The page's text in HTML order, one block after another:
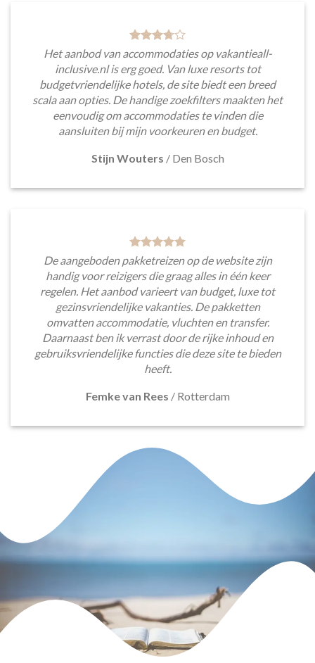
Het aanbod van accommodaties op vakantieall-
inclusive.nl is erg goed. Van luxe resorts tot
budgetvriendelijke hotels, de site biedt een breed
scala aan opties. De handige zoekfilters maakten het
eenvoudig om accommodaties te vinden die
aansluiten bij mijn voorkeuren en budget.
Stijn Wouters / Den Bosch
De aangeboden pakketreizen op de website zijn
handig voor reizigers die graag alles in één keer
regelen. Het aanbod varieert van budget, luxe tot
gezinsvriendelijke vakanties. De pakketten
omvatten accommodatie, vluchten en transfer.
Daarnaast ben ik verrast door de rijke inhoud en
gebruiksvriendelijke functies die deze site te bieden
heeft.
Femke van Rees / Rotterdam